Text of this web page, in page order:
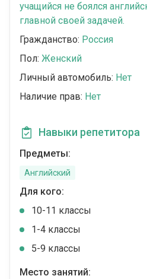
учащийся не боялся
главной своей задачей.
Гражданство: Россия
Пол: Женский
Личный автомобиль: Нет
Наличие прав: Нет
Навыки репетитора
Предметы:
Английский
Для кого:
10-11 классы
1-4 классы
5-9 классы
Место занятий: